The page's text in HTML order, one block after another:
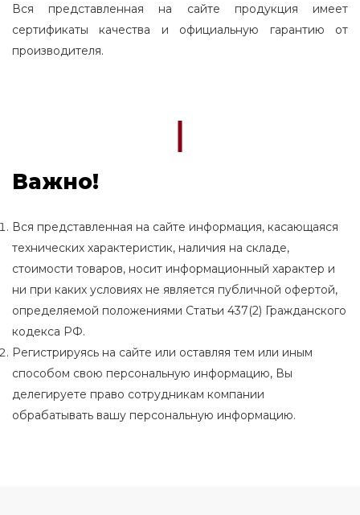
Вся представленная на сайте продукция имеет
сертификаты качества и официальную гарантию от
производителя.
Важно!
Вся представленная на сайте информация, касающаяся
технических характеристик, наличия на складе,
стоимости товаров, носит информационный характер и
ни при каких условиях не является публичной офертой,
определяемой положениями Статьи 437(2) Гражданского
кодекса РФ.
Регистрируясь на сайте или оставляя тем или иным
способом свою персональную информацию, Вы
делегируете право сотрудникам компании
обрабатывать вашу персональную информацию.